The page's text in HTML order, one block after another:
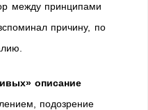
между принципами
причину, по
описание
подозрение